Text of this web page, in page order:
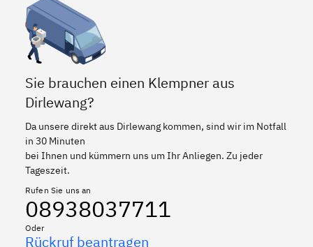
Sie brauchen einen Klempner aus
Dirlewang?
Da unsere direkt aus Dirlewang kommen, sind wir im Notfall
in 30 Minuten
bei Ihnen und kümmern uns um Ihr Anliegen. Zu jeder
Tageszeit.
Rufen Sie uns an
08938037711
Oder
Rückruf beantragen